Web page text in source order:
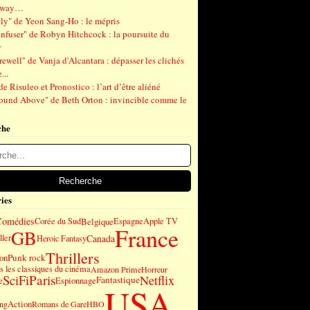
de Yeon Sang-Ho : le mépris
de Robyn Hitchcock : la poursuite du
de Vanja d'Alcantara : dépasser les clichés
Risuleo et Pronostico : l’art d’être aliéné
Above" de Beth Orton : invincible comme le
Corée du SudBelgiqueEspagneApple TV
GBHeroic FantasyCanadaFrance
Punk rockThrillers
les classiques du cinémaAmazon PrimeHorreur
SciFiParisEspionnageFantastiqueNetflix
ActionRomans de GareHBO